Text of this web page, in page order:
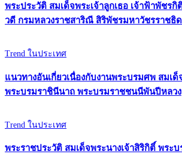
พระประวัติ สมเด็จพระเจ้าลูกเธอ เจ้าฟ้าพัชรกิ
วดี กรมหลวงราชสาริณี สิริพัชรมหาวัชรราชธิ
Trend ในประเทศ
แนวทางอันเกี่ยวเนื่องกับงานพระบรมศพ สมเด็
พระบรมราชินีนาถ พระบรมราชชนนีพันปีหลวง
Trend ในประเทศ
พระราชประวัติ สมเด็จพระนางเจ้าสิริกิติ์ พระ